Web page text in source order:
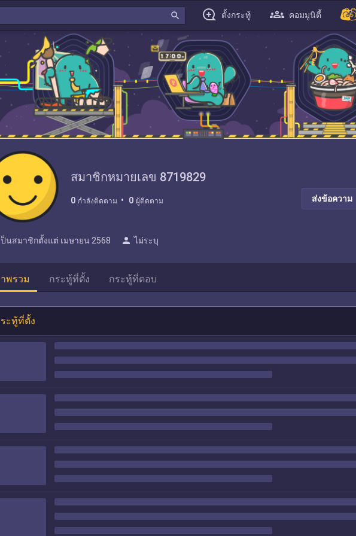
search ตั้งกระทู้ คอมมูนิตี้
สมาชิกหมายเลข 8719829
0 กำลังติดตาม 0 ผู้ติดตาม ส่งข้อความ
ป็นสมาชิกตั้งแต่ เมษายน 2568 person ไม่ระบุ
พรวม กระทู้ที่ตั้ง กระทู้ที่ตอบ
ะทู้ที่ตั้ง